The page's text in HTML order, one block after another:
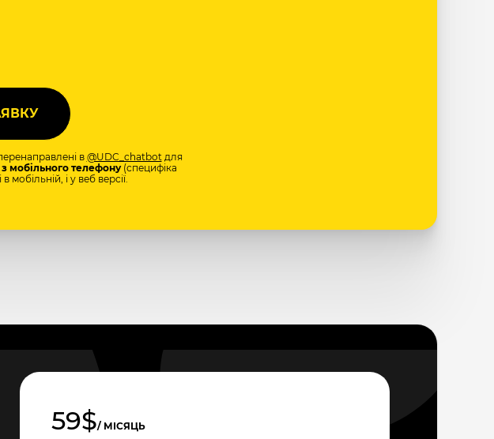
в @UDC_chatbotдля
мобільного телефону(специфіка
і у веб версії.
59$/ МІСЯЦЬ